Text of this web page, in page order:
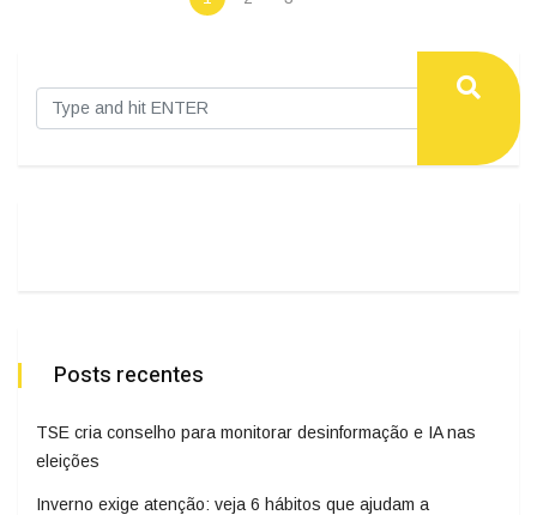
Posts recentes
TSE cria conselho para monitorar desinformação e IA nas
eleições
Inverno exige atenção: veja 6 hábitos que ajudam a